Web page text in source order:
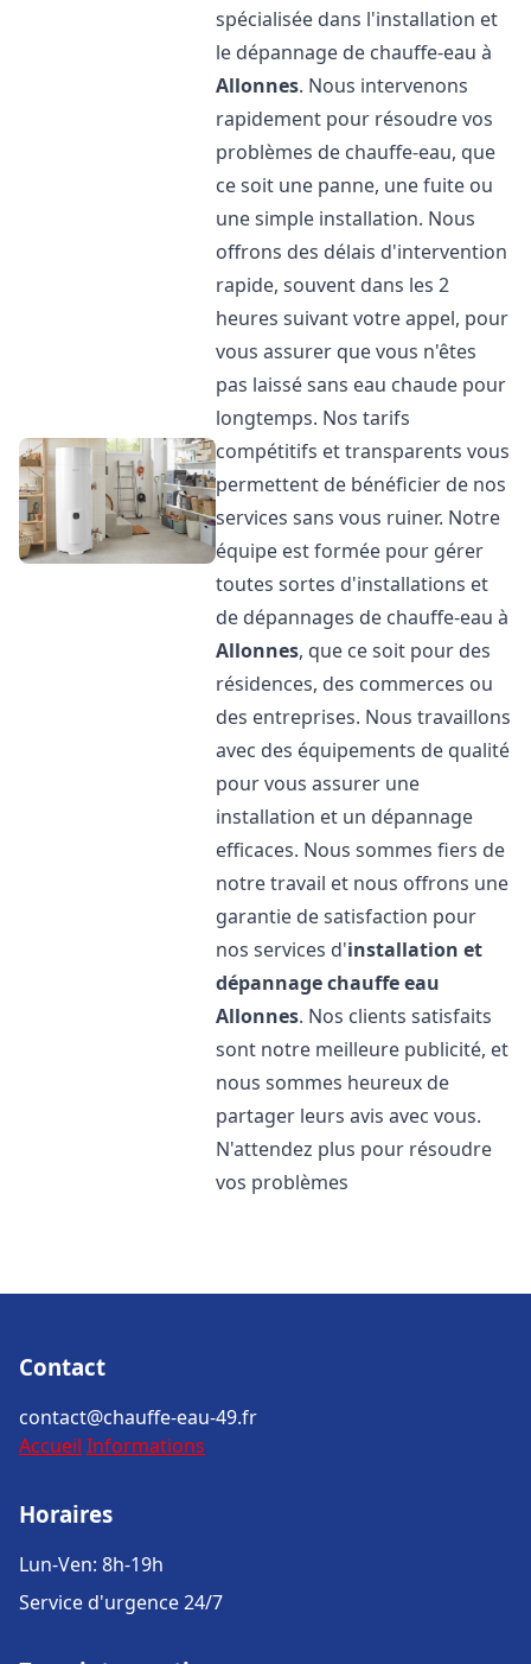
spécialisée dans l'installation et
le dépannage de chauffe-eau à
Allonnes. Nous intervenons
rapidement pour résoudre vos
problèmes de chauffe-eau, que
ce soit une panne, une fuite ou
une simple installation. Nous
offrons des délais d'intervention
rapide, souvent dans les 2
heures suivant votre appel, pour
vous assurer que vous n'êtes
pas laissé sans eau chaude pour
longtemps. Nos tarifs
compétitifs et transparents vous
permettent de bénéficier de nos
services sans vous ruiner. Notre
équipe est formée pour gérer
toutes sortes d'installations et
de dépannages de chauffe-eau à
Allonnes, que ce soit pour des
résidences, des commerces ou
des entreprises. Nous travaillons
avec des équipements de qualité
pour vous assurer une
installation et un dépannage
efficaces. Nous sommes fiers de
notre travail et nous offrons une
garantie de satisfaction pour
nos services d'installation et
dépannage chauffe eau
Allonnes. Nos clients satisfaits
sont notre meilleure publicité, et
nous sommes heureux de
partager leurs avis avec vous.
N'attendez plus pour résoudre
vos problèmes
Contact
contact@chauffe-eau-49.fr
Accueil Informations
Horaires
Lun-Ven: 8h-19h
Service d'urgence 24/7